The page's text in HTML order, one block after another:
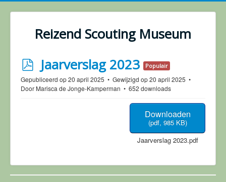
Reizend Scouting Museum
p
d
f
Jaarverslag 2023 Populair
Gepubliceerd op 20 april 2025
Gewijzigd op 20 april 2025
Door Marisca de Jonge-Kamperman 652 downloads
Downloaden
(pdf, 985 KB)
Jaarverslag 2023.pdf